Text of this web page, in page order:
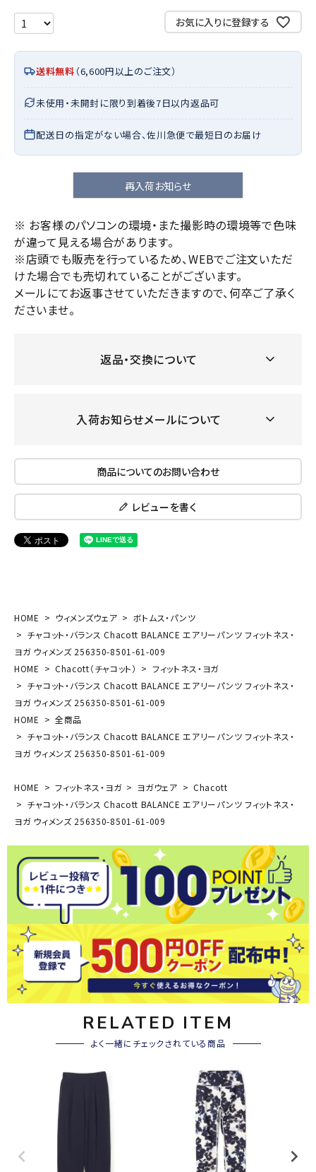
お気に入りに登録する
送料無料 （6,600円以上のご注文）
未使用・未開封に限り到着後7日以内返品可
配送日の指定がない場合、佐川急便で最短日のお届け
再入荷お知らせ
※ お客様のパソコンの環境・また撮影時の環境等で色味
が違って見える場合があります。
※店頭でも販売を行っているため、WEBでご注文いただ
けた場合でも売切れていることがございます。
メールにてお返事させていただきますので、何卒ご了承く
ださいませ。
返品・交換について
入荷お知らせメールについて
商品についてのお問い合わせ
レビューを書く
HOME ウィメンズウェア
ボトムス・パンツ
チャコット・バランス Chacott BALANCE エアリーパンツ フィットネス・
ヨガ ウィメンズ 256350-8501-61-009
HOME
Chacott（チャコット）
フィットネス・ヨガ
チャコット・バランス Chacott BALANCE エアリーパンツ フィットネス・
ヨガ ウィメンズ 256350-8501-61-009
HOME
全商品
チャコット・バランス Chacott BALANCE エアリーパンツ フィットネス・
ヨガ ウィメンズ 256350-8501-61-009
HOME フィットネス・ヨガ ヨガウェア
Chacott
チャコット・バランス Chacott BALANCE エアリーパンツ フィットネス・
ヨガ ウィメンズ 256350-8501-61-009
RELATED ITEM
よく一緒にチェックされている商品